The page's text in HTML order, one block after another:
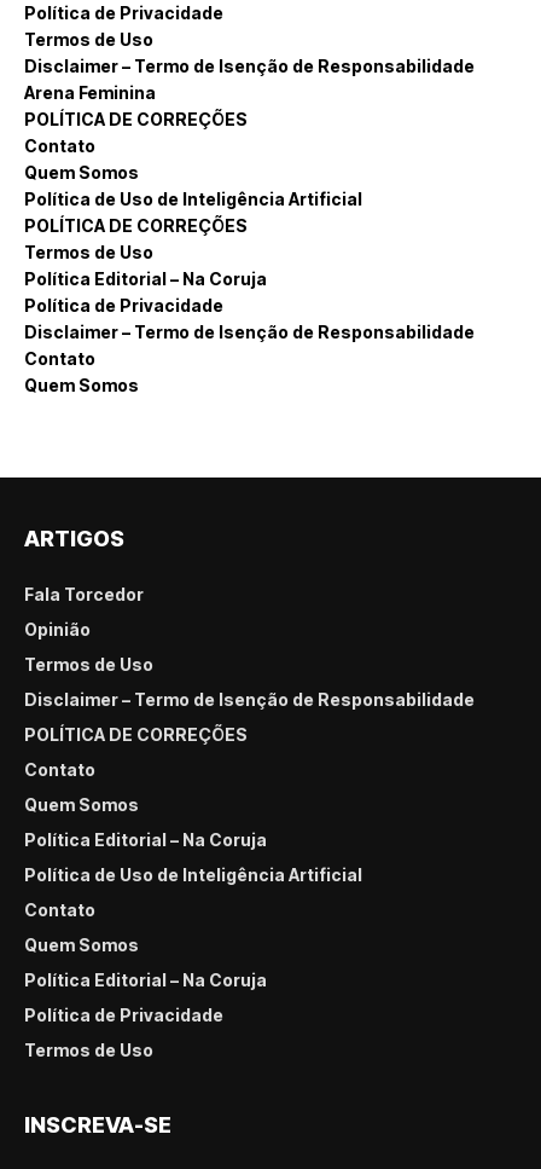
Política de Privacidade
Termos de Uso
Disclaimer – Termo de Isenção de Responsabilidade
Arena Feminina
POLÍTICA DE CORREÇÕES
Contato
Quem Somos
Política de Uso de Inteligência Artificial
POLÍTICA DE CORREÇÕES
Termos de Uso
Política Editorial – Na Coruja
Política de Privacidade
Disclaimer – Termo de Isenção de Responsabilidade
Contato
Quem Somos
ARTIGOS
Fala Torcedor
Opinião
Termos de Uso
Disclaimer – Termo de Isenção de Responsabilidade
POLÍTICA DE CORREÇÕES
Contato
Quem Somos
Política Editorial – Na Coruja
Política de Uso de Inteligência Artificial
Contato
Quem Somos
Política Editorial – Na Coruja
Política de Privacidade
Termos de Uso
INSCREVA-SE